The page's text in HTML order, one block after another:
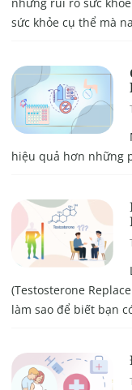
sức khỏe cụ thể mà
hiệu quả hơn những
(Testosterone
làm sao để biết bạn